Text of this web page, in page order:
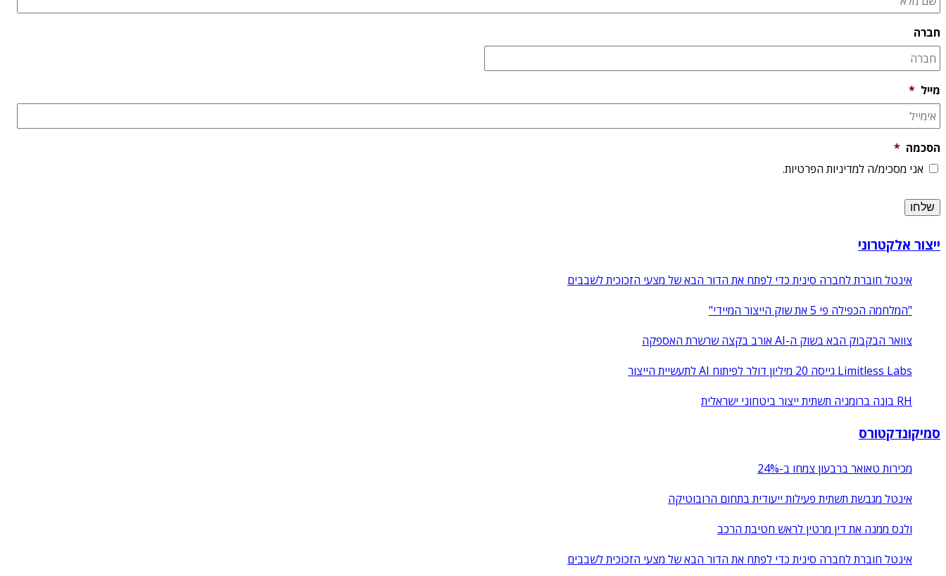
חברה
מייל *
הסכמה *
אני מסכימ/ה למדיניות הפרטיות.
ייצור אלקטרוני
אינטל חוברת לחברה סינית כדי לפתח את הדור הבא של מצעי הזכוכית לשבבים
"המלחמה הכפילה פי 5 את שוק הייצור המיידי"
צוואר הבקבוק הבא בשוק ה-AI אורב בקצה שרשרת האספקה
Limitless Labs גייסה 20 מיליון דולר לפיתוח AI לתעשיית הייצור
RH בונה ברומניה תשתית ייצור ביטחוני ישראלית
סמיקונדקטורס
מכירות טאואר ברבעון צמחו ב-24%
אינטל מגבשת תשתית פעילות ייעודית בתחום הרובוטיקה
ולנס ממנה את דין מרטין לראש חטיבת הרכב
אינטל חוברת לחברה סינית כדי לפתח את הדור הבא של מצעי הזכוכית לשבבים